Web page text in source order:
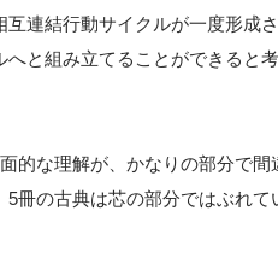
連結行動サイクルが一度形成
と組み立てることができると
的な理解が、かなりの部分で
冊の古典は芯の部分ではぶれて